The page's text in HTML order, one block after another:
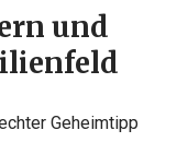
und
Geheimtipp